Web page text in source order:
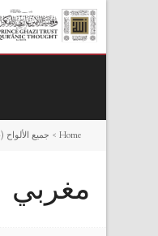
Home
> جميع الألواح (٢١٢٦٥)
مغربي